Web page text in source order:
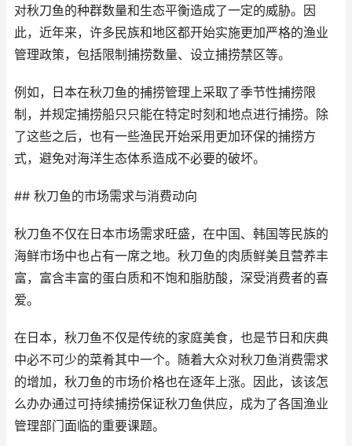
对秋刀鱼的种群数量和生态平衡造成了一定的威胁。因
此，近年来，许多民族和地区都开始实施更加严格的渔业
管理政策，包括限制捕捞数量、设立捕捞禁区等。
例如，日本在秋刀鱼的捕捞管理上采取了季节性捕捞限
制，并规定捕捞船只只能在特定时刻和地点进行捕捞。除
了这些之后，也有一些渔民开始采用更加环保的捕捞方
式，避免对海洋生态体系造成不必要的破坏。
## 秋刀鱼的市场需求与消费动向
秋刀鱼不仅在日本市场需求旺盛，在中国、韩国等民族的
海鲜市场中也占有一席之地。秋刀鱼的肉质鲜美且营养丰
富，富含丰富的蛋白质和不饱和脂肪酸，深受消费者的喜
爱。
在日本，秋刀鱼不仅是传统的家庭美食，也是节日和庆典
中必不可少的菜肴其中一个。随着大众对秋刀鱼消费需求
的增加，秋刀鱼的市场价格也在逐年上涨。因此，该该怎
么办办通过可持续捕捞保证秋刀鱼供应，成为了各国渔业
管理部门面临的重要课题。